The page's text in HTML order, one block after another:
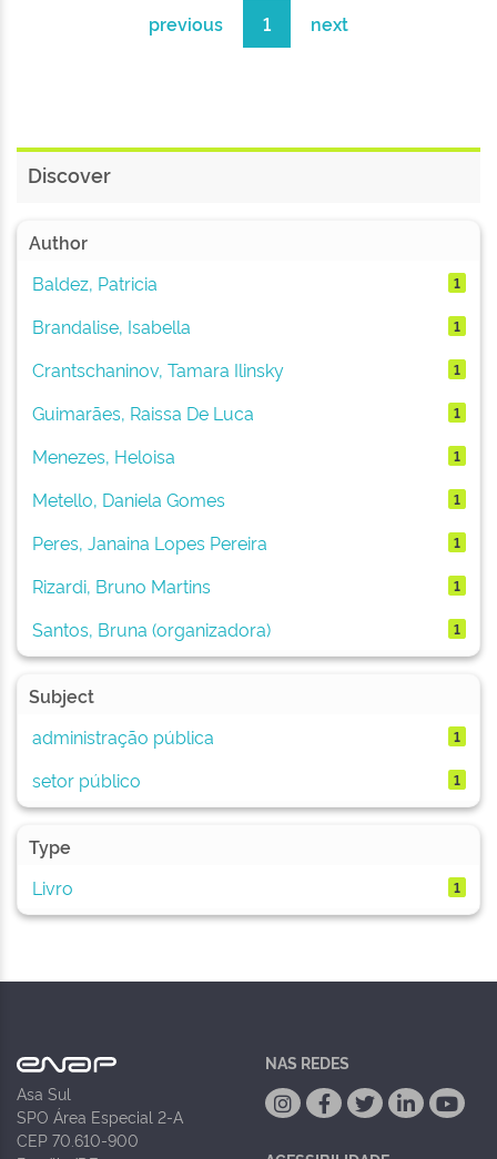
previous 1 next
Discover
Author
Baldez, Patricia
1
Brandalise, Isabella 1
Crantschaninov, Tamara Ilinsky 1
Guimarães, Raissa De Luca 1
Menezes, Heloisa 1
Metello, Daniela Gomes 1
Peres, Janaina Lopes Pereira 1
Rizardi, Bruno Martins 1
Santos, Bruna (organizadora) 1
Subject
administração pública
1
setor público 1
Type
Livro
1
Asa Sul
SPO Área Especial 2-A
CEP 70.610-900
NAS REDES